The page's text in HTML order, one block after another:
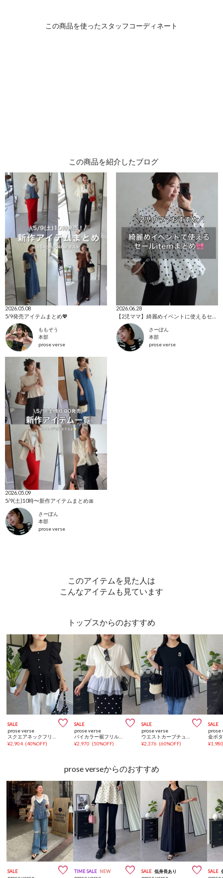
この商品を紹介したブログ
2026.05.08
5/9発売アイテムまとめ💖
ももぞう
本部
prose verse
2026.06.28
さーぽん
本部
prose verse
2026.05.09
5/9(土)10時〜新作アイテムまとめ🎀
さーぽん
本部
prose verse
このアイテムを見た人は
こんなアイテムも見ています
トップスからのおすすめ
SALE 
prose verse
¥2,904 (40%OFF)
SALE 
prose verse
¥2,970 (50%OFF)
SALE 
prose verse
¥2,376 (60%OFF)
SALE
prose
¥
prose verseからのおすすめ
SALE  TIME SALE NEW  SALE 低身長あり  SALE